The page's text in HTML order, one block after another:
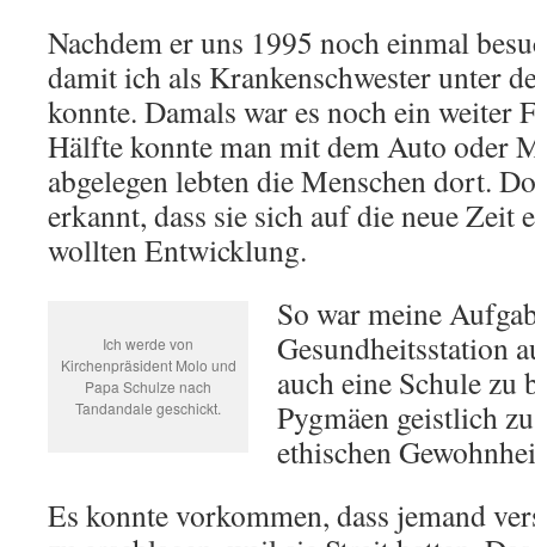
Nachdem er uns 1995 noch einmal
damit ich als Krankenschwester unter
konnte. Damals war es noch ein weiter
Hälfte konnte man mit dem Auto oder
abgelegen lebten die Menschen dort.
erkannt, dass sie sich auf die neue Zeit
wollten Entwicklung.
Ich werde von
Kirchenpräsident Molo und
Papa Schulze nach
Tandandale geschickt.
So war meine
Gesundheitsstation
auch eine Schule zu
Pygmäen geistlich
ethischen
Es konnte vorkommen, dass jemand